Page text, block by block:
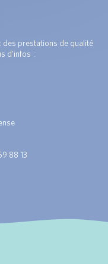
prestations de qualité
d’infos :
88 13